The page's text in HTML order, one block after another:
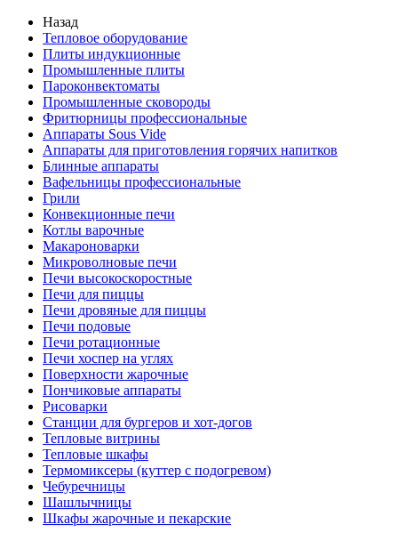
Назад
Тепловое оборудование
Плиты индукционные
Промышленные плиты
Пароконвектоматы
Промышленные сковороды
Фритюрницы профессиональные
Аппараты Sous Vide
Аппараты для приготовления горячих напитков
Блинные аппараты
Вафельницы профессиональные
Грили
Конвекционные печи
Котлы варочные
Макароноварки
Микроволновые печи
Печи высокоскоростные
Печи для пиццы
Печи дровяные для пиццы
Печи подовые
Печи ротационные
Печи хоспер на углях
Поверхности жарочные
Пончиковые аппараты
Рисоварки
Станции для бургеров и хот-догов
Тепловые витрины
Тепловые шкафы
Термомиксеры (куттер с подогревом)
Чебуречницы
Шашлычницы
Шкафы жарочные и пекарские